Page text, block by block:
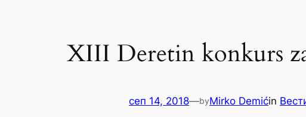
XIII Deretin konkurs
сеп 14, 2018—byMirko Demićin